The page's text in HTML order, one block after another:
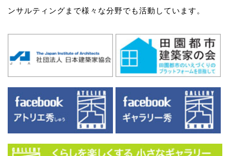
ンサルティングまで様々な分野でも活動しています。